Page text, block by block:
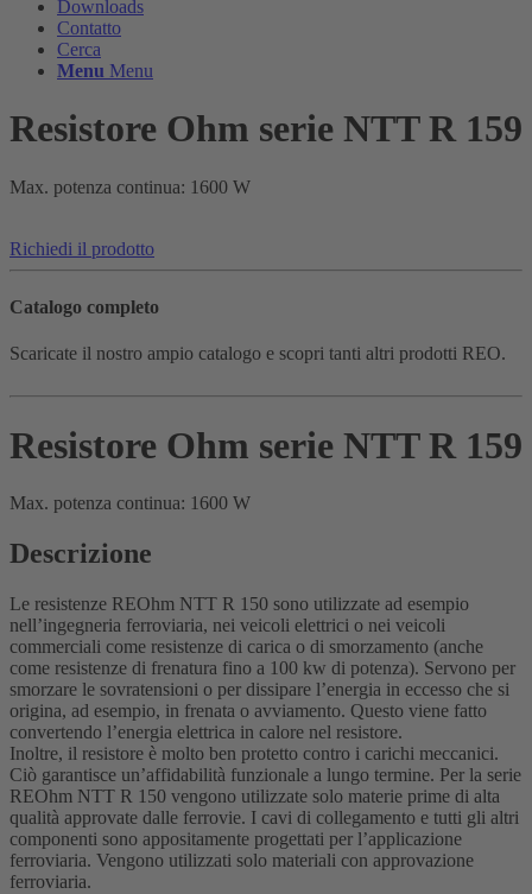
Downloads
Contatto
Cerca
Menu Menu
Resistore Ohm serie NTT R 159
Max. potenza continua: 1600 W
Richiedi il prodotto
Catalogo completo
Scaricate il nostro ampio catalogo e scopri tanti altri prodotti REO.
Resistore Ohm serie NTT R 159
Max. potenza continua: 1600 W
Descrizione
Le resistenze REOhm NTT R 150 sono utilizzate ad esempio
nell’ingegneria ferroviaria, nei veicoli elettrici o nei veicoli
commerciali come resistenze di carica o di smorzamento (anche
come resistenze di frenatura fino a 100 kw di potenza). Servono per
smorzare le sovratensioni o per dissipare l’energia in eccesso che si
origina, ad esempio, in frenata o avviamento. Questo viene fatto
convertendo l’energia elettrica in calore nel resistore.
Inoltre, il resistore è molto ben protetto contro i carichi meccanici.
Ciò garantisce un’affidabilità funzionale a lungo termine. Per la serie
REOhm NTT R 150 vengono utilizzate solo materie prime di alta
qualità approvate dalle ferrovie. I cavi di collegamento e tutti gli altri
componenti sono appositamente progettati per l’applicazione
ferroviaria. Vengono utilizzati solo materiali con approvazione
ferroviaria.